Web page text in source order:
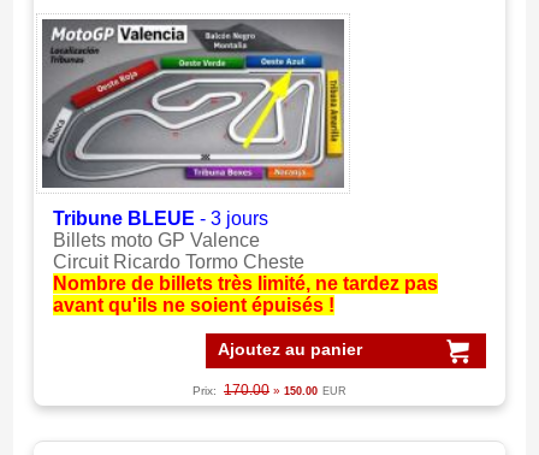
Tribune BLEUE - 3 jours
Billets moto GP Valence
Circuit Ricardo Tormo Cheste
Nombre de billets très limité, ne tardez pas
avant qu'ils ne soient épuisés !
Ajoutez au panier
Prix: 170.00 » 150.00 EUR